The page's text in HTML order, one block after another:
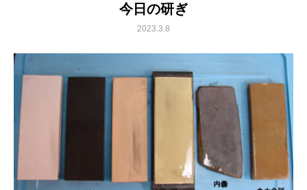
今日の研ぎ
2023.3.8